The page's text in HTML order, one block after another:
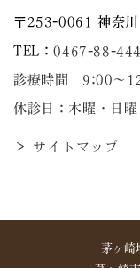
〒253-0061 神奈
TEL：0467-88-
診療時間 9:00～
休診日：木曜・日曜
＞ サイトマップ
茅ヶ崎